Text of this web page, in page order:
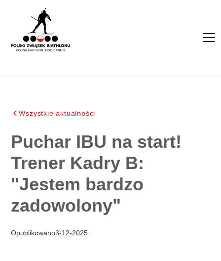
Wszystkie aktualności
Puchar IBU na start!
Trener Kadry B:
"Jestem bardzo
zadowolony"
Opublikowano3-12-2025